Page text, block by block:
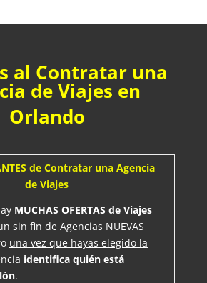
al Contratar una
de Viajes en
Orlando
de Contratar una Agencia
de Viajes
MUCHAS OFERTAS de Viajes
sin fin de Agencias NUEVAS
una vez que hayas elegido la
identifica quién está
.